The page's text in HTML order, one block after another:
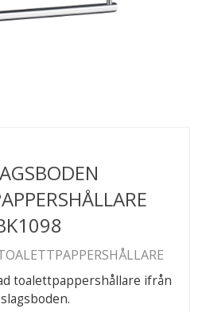
toalettpappershållare ifrån